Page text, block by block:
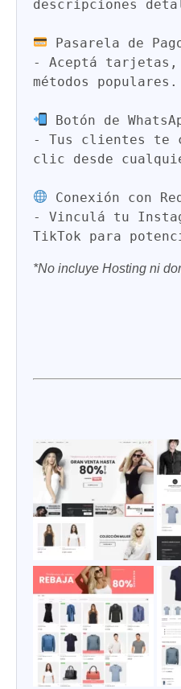
descripciones
Pasarela de
-
Aceptá
métodos populares.
Botón de
-
Tus clientes te
clic desde
Conexión con
-
Vinculá tu
TikTok para
*No incluye Hosting ni